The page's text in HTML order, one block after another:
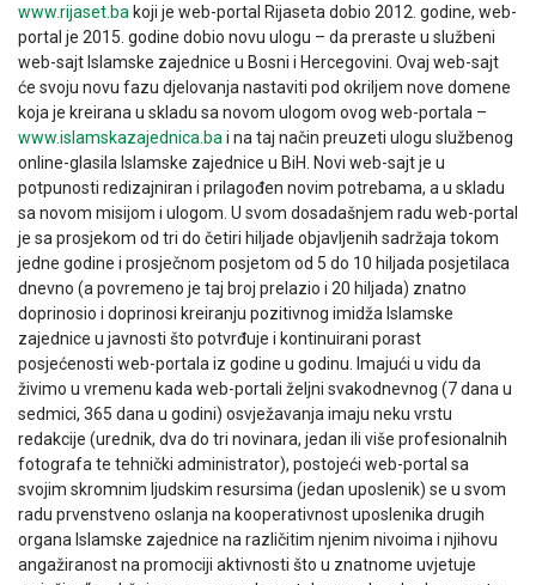
www.rijaset.ba koji je web-portal Rijaseta dobio 2012. godine, web-
portal je 2015. godine dobio novu ulogu – da preraste u službeni
web-sajt Islamske zajednice u Bosni i Hercegovini. Ovaj web-sajt
će svoju novu fazu djelovanja nastaviti pod okriljem nove domene
koja je kreirana u skladu sa novom ulogom ovog web-portala –
www.islamskazajednica.ba i na taj način preuzeti ulogu službenog
online-glasila Islamske zajednice u BiH. Novi web-sajt je u
potpunosti redizajniran i prilagođen novim potrebama, a u skladu
sa novom misijom i ulogom. U svom dosadašnjem radu web-portal
je sa prosjekom od tri do četiri hiljade objavljenih sadržaja tokom
jedne godine i prosječnom posjetom od 5 do 10 hiljada posjetilaca
dnevno (a povremeno je taj broj prelazio i 20 hiljada) znatno
doprinosio i doprinosi kreiranju pozitivnog imidža Islamske
zajednice u javnosti što potvrđuje i kontinuirani porast
posjećenosti web-portala iz godine u godinu. Imajući u vidu da
živimo u vremenu kada web-portali željni svakodnevnog (7 dana u
sedmici, 365 dana u godini) osvježavanja imaju neku vrstu
redakcije (urednik, dva do tri novinara, jedan ili više profesionalnih
fotografa te tehnički administrator), postojeći web-portal sa
svojim skromnim ljudskim resursima (jedan uposlenik) se u svom
radu prvenstveno oslanja na kooperativnost uposlenika drugih
organa Islamske zajednice na različitim njenim nivoima i njihovu
angažiranost na promociji aktivnosti što u znatnome uvjetuje